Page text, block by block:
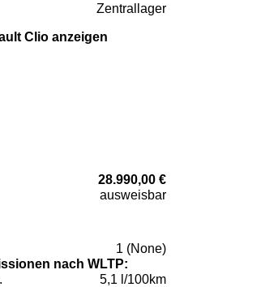
Zentrallager
Clio anzeigen
28.990,00 €
ausweisbar
1 (None)
nach WLTP:
5,1 l/100km